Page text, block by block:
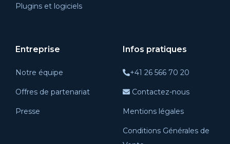
Plugins et logiciels
Entreprise
Notre équipe
Offres de partenariat
Presse
Infos pratiques
+41 26 566 70 20
Contactez-nous
Mentions légales
Conditions Générales de